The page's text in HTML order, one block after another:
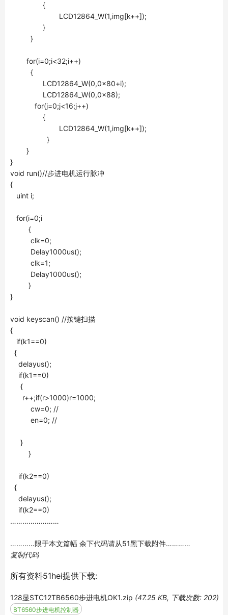
{
LCD12864_W(1,img[k++]);
}
}
for(i=0;i<32;i++)
{
LCD12864_W(0,0x80+i);
LCD12864_W(0,0x88);
for(j=0;j<16;j++)
{
LCD12864_W(1,img[k++]);
}
}
}
void run()//步进电机运行脉冲
{
uint i;
for(i=0;i
{
clk=0;
Delay1000us();
clk=1;
Delay1000us();
}
}
void keyscan() //按键扫描
{
if(k1==0)
{
delayus();
if(k1==0)
{
r++;if(r>1000)r=1000;
cw=0; //
en=0; //
}
}
if(k2==0)
{
delayus();
if(k2==0)
……………………
…………限于本文篇幅 余下代码请从51黑下载附件…………
复制代码
所有资料51hei提供下载:
128显STC12TB6560步进电机OK1.zip (47.25 KB, 下载次数: 202)
BT6560步进电机控制器